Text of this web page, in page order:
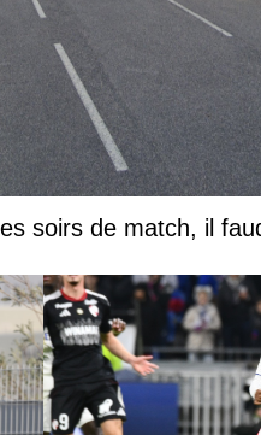
soirs de match, il